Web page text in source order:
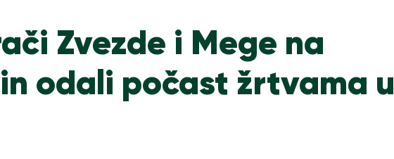
Zvezde i Mege na
odali počast žrtvama u